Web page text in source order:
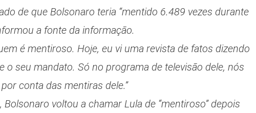
de que Bolsonaro teria “mentido 6.489 vezes durante
a fonte da informação.
é mentiroso. Hoje, eu vi uma revista de fatos dizendo
o seu mandato. Só no programa de televisão dele, nós
conta das mentiras dele.”
voltou a chamar Lula de “mentiroso” depois